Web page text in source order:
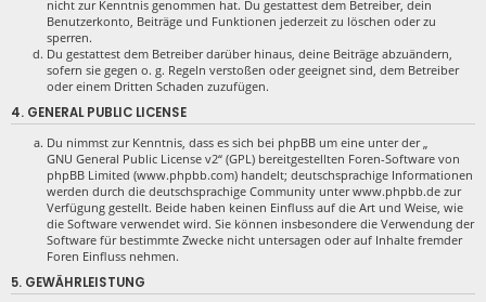
nicht zur Kenntnis genommen hat. Du gestattest dem Betreiber, dein
Benutzerkonto, Beiträge und Funktionen jederzeit zu löschen oder zu
sperren.
Du gestattest dem Betreiber darüber hinaus, deine Beiträge abzuändern,
sofern sie gegen o. g. Regeln verstoßen oder geeignet sind, dem Betreiber
oder einem Dritten Schaden zuzufügen.
4. GENERAL PUBLIC LICENSE
Du nimmst zur Kenntnis, dass es sich bei phpBB um eine unter der „
GNU General Public License v2“ (GPL) bereitgestellten Foren-Software von
phpBB Limited (www.phpbb.com) handelt; deutschsprachige Informationen
werden durch die deutschsprachige Community unter www.phpbb.de zur
Verfügung gestellt. Beide haben keinen Einfluss auf die Art und Weise, wie
die Software verwendet wird. Sie können insbesondere die Verwendung der
Software für bestimmte Zwecke nicht untersagen oder auf Inhalte fremder
Foren Einfluss nehmen.
5. GEWÄHRLEISTUNG